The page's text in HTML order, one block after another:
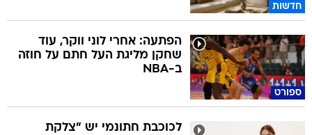
חדשות
ספורט
הפתעה: אחרי לוני ווקר, עוד
שחקן מליגת העל חתם על חוזה
ב-NBA
לכוכבת חתונמי יש "צלקת